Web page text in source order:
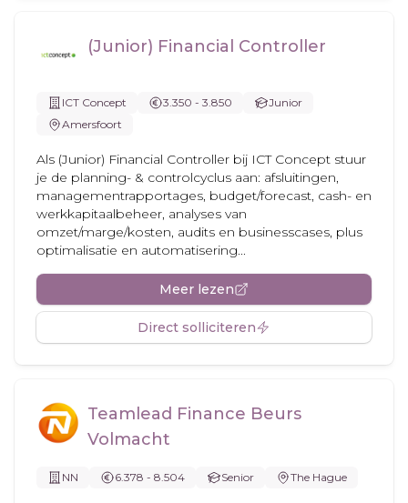
(Junior) Financial Controller
ICT Concept 3.350 - 3.850
Junior
Amersfoort
Als (Junior) Financial Controller bij ICT Concept stuur
je de planning- & controlcyclus aan: afsluitingen,
managementrapportages, budget/forecast, cash- en
werkkapitaalbeheer, analyses van
omzet/marge/kosten, audits en businesscases, plus
optimalisatie en automatisering...
Meer lezen
Direct solliciteren
Teamlead Finance Beurs
Volmacht
NN 6.378 - 8.504 Senior The Hague